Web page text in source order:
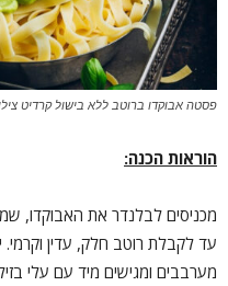
פסטה אבוקדו ברוטב ללא בישול קרדיט
הוראות הכנה:
מכניסים לבלנדר את האבוקדו, שמן
עד לקבלת רוטב חלק, עדין
מערבבים ומגישים מיד עם עלי